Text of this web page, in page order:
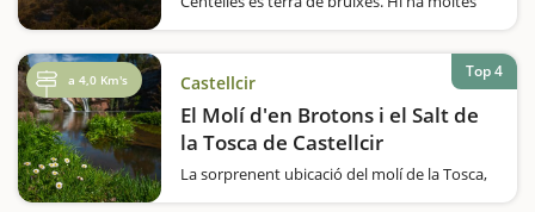
aquesta figura popular. Una bona manera
de conèixer la petjada que hi ha deixat és…
a 4,0 Km's Castellcir
El Molí d'en Brotons i el Salt de
la Tosca de Castellcir
La sorprenent ubicació del molí de la Tosca,
Top 4